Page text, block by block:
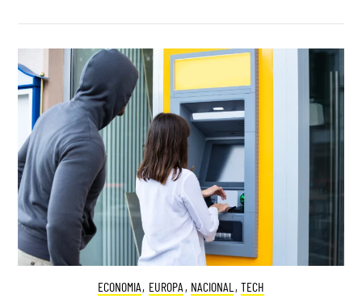
ECONOMIA, EUROPA , NACIONAL , TECH